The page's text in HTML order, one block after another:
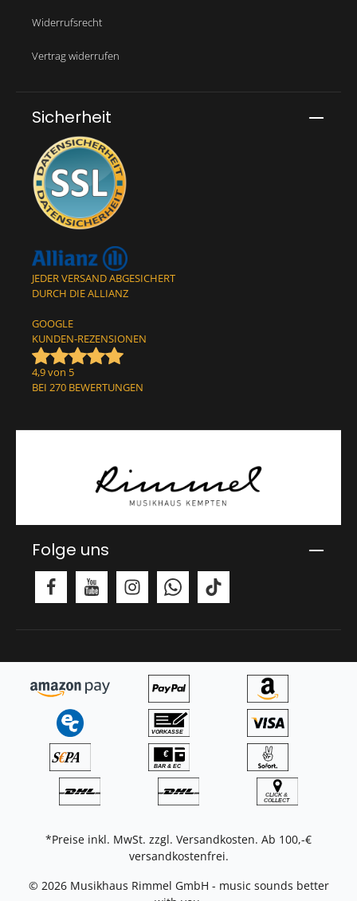
Folge uns
Sicherheit
JEDER VERSAND ABGESICHERT
DURCH DIE ALLIANZ
GOOGLE
KUNDEN-REZENSIONEN
4,9 von 5
BEI 270 BEWERTUNGEN
Widerrufsrecht
Vertrag widerrufen
© 2026 Musikhaus Rimmel GmbH - music sounds better
*Preise inkl. MwSt. zzgl. Versandkosten. Ab 100,-€
versandkostenfrei.